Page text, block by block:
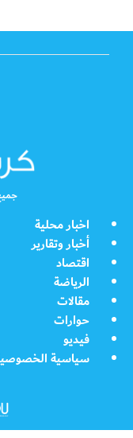
اخبار محلية
أخبار وتقارير
اقتصاد
الرياضة
مقالات
حوارات
فيديو
سياسية